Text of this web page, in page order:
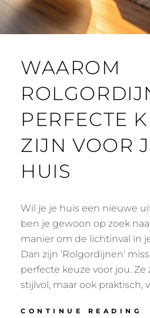
WAAROM
PERFECTE
ZIJN VOOR
HUIS
Wil je je huis een nieuwe
ben je gewoon op zoek
manier om de lichtinval in
Dan zijn ‘Rolgordijnen‘
perfecte keuze voor jou. Ze
stijlvol, maar ook praktisch,
CONTINUE READING